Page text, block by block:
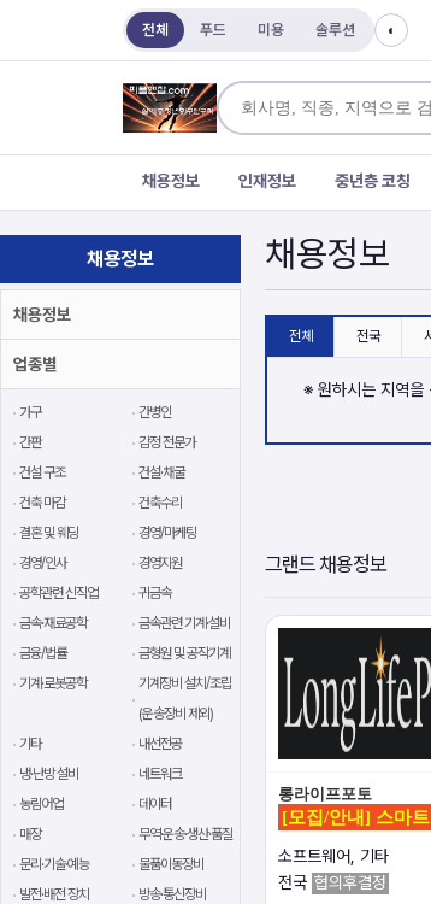
전체 푸드 미용 솔루션 ◐
채용정보 인재정보 중년층 코칭
채용정보
채용정보
업종별
가구
간병인
간판
감정 전문가
건설 구조
건설·채굴
건축 마감
건축수리
결혼 및 웨딩
경영/마케팅
경영/인사
경영지원
공학관련 신직업
귀금속
금속·재료공학
금속관련 기계·설비
금융/법률
금형원 및 공작기계
기계·로봇공학
기계장비 설치/조립
(운송장비 제외)
기타
내선전공
냉·난방 설비
네트워크
농림어업
데이터
매장
무역·운송·생산·품질
문리·기술·예능
물품이동장비
발전·배전 장치
방송·통신장비
채용정보
전체 전국
※ 원하시는 지역을
그랜드 채용정보
롱라이프포토
[모집/안내] 스마
소프트웨어, 기타
전국 협의후결정